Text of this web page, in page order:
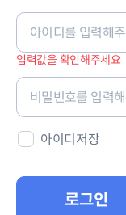
로
인
정
입력값을 확인해주세요
아이디저장
로그인